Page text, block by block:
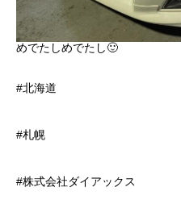
めでたしめでたし🙂
#北海道
#札幌
#株式会社ダイアックス